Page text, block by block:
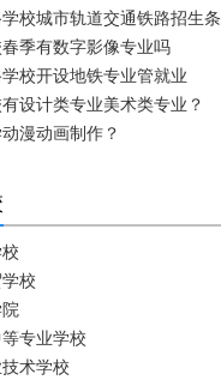
校城市轨道交通铁路招生条
季有数字影像专业吗
校开设地铁专业管就业
设计类专业美术类专业？
漫动画制作？
校
专业学校
术学校